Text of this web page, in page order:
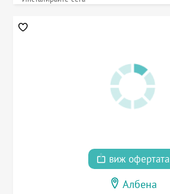
виж офертата
Албена